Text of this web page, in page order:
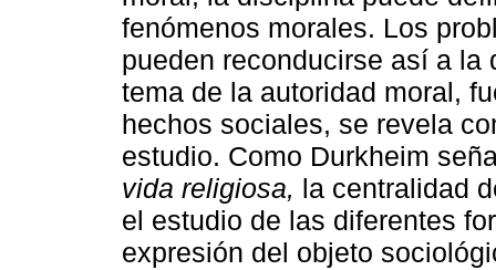
fenómenos morales. Los
pueden reconducirse así a la
tema de la autoridad moral,
hechos sociales, se revela
estudio. Como Durkheim
vida religiosa, la centralidad
el estudio de las diferentes
expresión del objeto